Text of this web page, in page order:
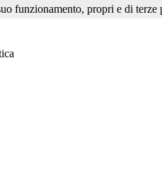
funzionamento, propri e di terze